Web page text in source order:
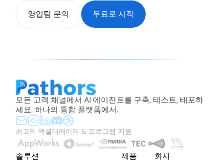
영업팀 문의 무료로 시작
모든 고객 채널에서 AI 에이전트를 구축, 테스트, 배포하
세요. 하나의 통합 플랫폼에서.
최고의 액셀러레이터 & 프로그램 지원
솔루션
제품
회사